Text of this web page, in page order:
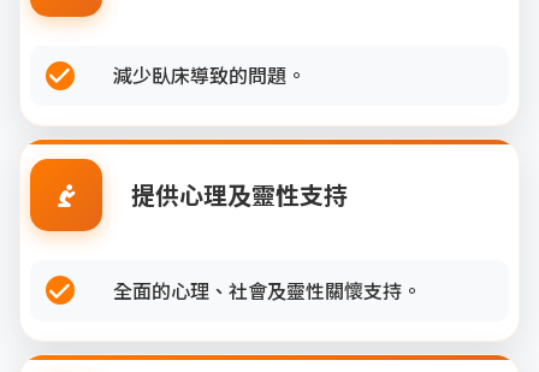
減少臥床導致的問題。
提供心理及靈性支持
全面的心理、社會及靈性關懷支持。